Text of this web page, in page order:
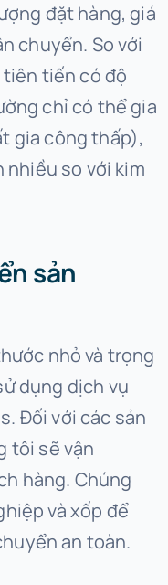
đặt hàng, giá
chuyển. So với
tiến có độ
chỉ có thể gia
gia công thấp),
nhiều so với kim
sản
nhỏ và trọng
dụng dịch vụ
Đối với các sản
tôi sẽ vận
hàng. Chúng
và xốp để
an toàn.